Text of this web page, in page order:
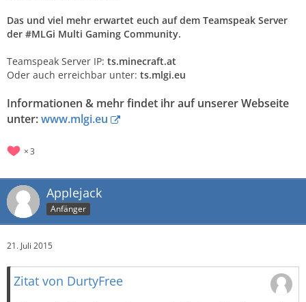
Das und viel mehr erwartet euch auf dem Teamspeak Server
der #MLGi Multi Gaming Community.
Teamspeak Server IP: ts.minecraft.at
Oder auch erreichbar unter: ts.mlgi.eu
Informationen & mehr findet ihr auf unserer Webseite
unter:www.mlgi.eu
3
Applejack
Anfänger
21. Juli 2015
Zitat von DurtyFree